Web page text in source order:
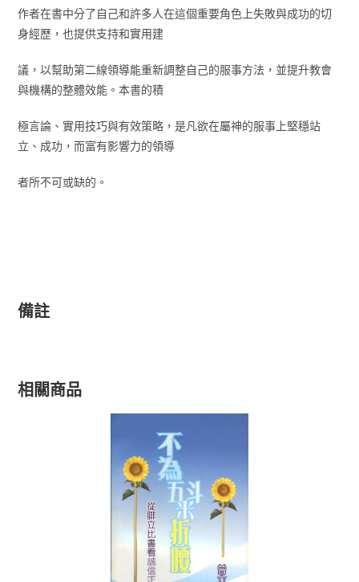
作者在書中分了自己和許多人在這個重要角色上失敗與成功的切
身經歷，也提供支持和實用建
議，以幫助第二線領導能重新調整自己的服事方法，並提升教會
與機構的整體效能。本書的積
極言論、實用技巧與有效策略，是凡欲在屬神的服事上堅穩站
立、成功，而富有影響力的領導
者所不可或缺的。
備註
相關商品